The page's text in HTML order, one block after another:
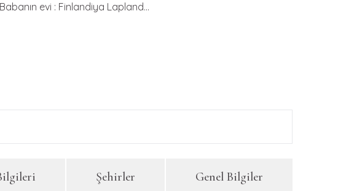
evi : Finlandiya Lapland…
Şehirler Genel Bilgiler